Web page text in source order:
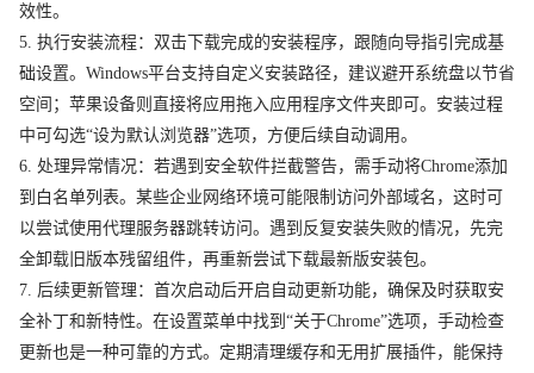
效性。
5. 执行安装流程：双击下载完成的安装程序，跟随向导指引完成基
础设置。Windows平台支持自定义安装路径，建议避开系统盘以节省
空间；苹果设备则直接将应用拖入应用程序文件夹即可。安装过程
中可勾选“设为默认浏览器”选项，方便后续自动调用。
6. 处理异常情况：若遇到安全软件拦截警告，需手动将Chrome添加
到白名单列表。某些企业网络环境可能限制访问外部域名，这时可
以尝试使用代理服务器跳转访问。遇到反复安装失败的情况，先完
全卸载旧版本残留组件，再重新尝试下载最新版安装包。
7. 后续更新管理：首次启动后开启自动更新功能，确保及时获取安
全补丁和新特性。在设置菜单中找到“关于Chrome”选项，手动检查
更新也是一种可靠的方式。定期清理缓存和无用扩展插件，能保持